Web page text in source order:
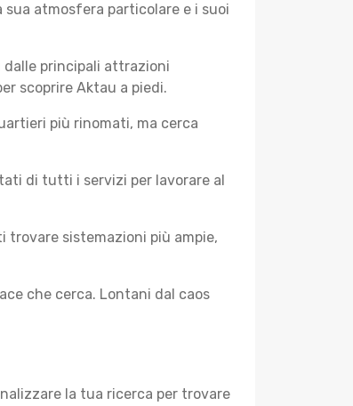
atmosfera particolare e i suoi
dalle principali attrazioni
scoprire Aktau a piedi.
più rinomati, ma cerca
di tutti i servizi per lavorare al
sistemazioni più ampie,
che cerca. Lontani dal caos
la tua ricerca per trovare